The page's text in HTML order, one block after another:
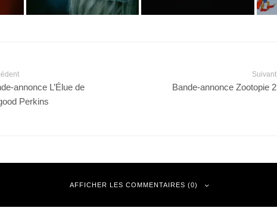
annonce L’Élue de
Perkins
Suivant
Bande-annonce Zootopie 2
AFFICHER LES COMMENTAIRES (0)